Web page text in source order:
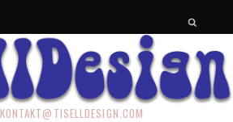
KONTAKT@TISELLDESIGN.COM